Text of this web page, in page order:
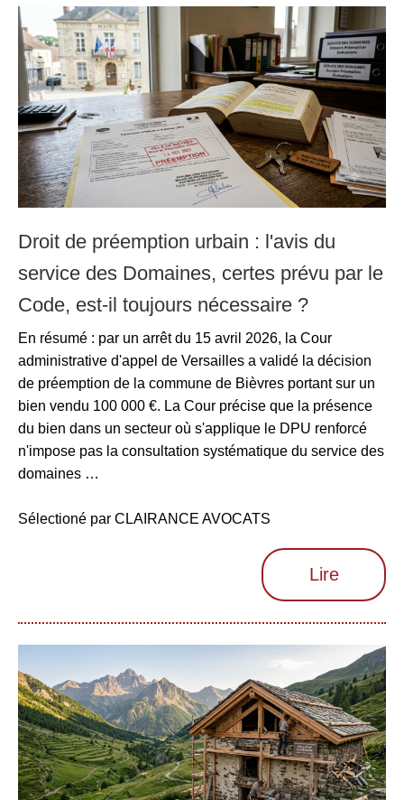
Droit de préemption urbain : l'avis du
service des Domaines, certes prévu par le
Code, est-il toujours nécessaire ?
En résumé : par un arrêt du 15 avril 2026, la Cour
administrative d'appel de Versailles a validé la décision
de préemption de la commune de Bièvres portant sur un
bien vendu 100 000 €. La Cour précise que la présence
du bien dans un secteur où s'applique le DPU renforcé
n'impose pas la consultation systématique du service des
domaines …
Sélectioné par CLAIRANCE AVOCATS
Lire